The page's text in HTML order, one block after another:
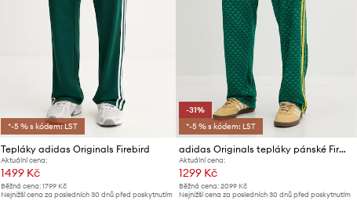
*-5 % s kódem: LST
Tepláky adidas Originals Firebird
Aktuální cena:
1499 Kč
Běžná cena:1799 Kč
Nejnižší cena za posledních 30 dnů před poskytnutím
-31%
*-5 % s kódem: LST
adidas Originals tepláky pánské Firebird
Aktuální cena:
1299 Kč
Běžná cena: 2099 Kč
Nejnižší cena za posledních 30 dnů před poskytnutím